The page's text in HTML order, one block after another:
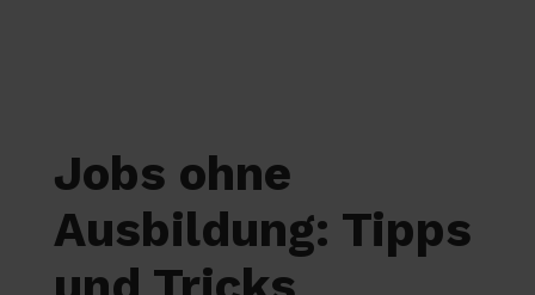
Jobs ohne
Ausbildung: Tipps